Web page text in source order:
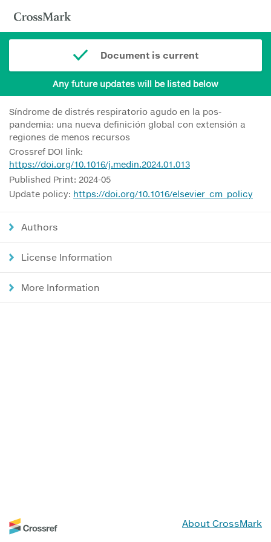
Document is current
Any future updates will be listed below
Síndrome de distrés respiratorio agudo en la pos-
pandemia: una nueva definición global con extensión a
regiones de menos recursos
Crossref DOI link:
https://doi.org/10.1016/j.medin.2024.01.013
Published Print: 2024-05
Update policy: https://doi.org/10.1016/elsevier_cm_policy
Authors
License Information
More Information
About CrossMark